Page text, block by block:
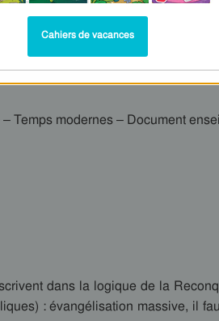
Temps modernes – Document
dans la logique de la
: évangélisation massive, il
Cahiers de vacances